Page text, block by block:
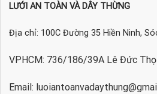
LƯỚI AN TOÀN VÀ DÂY THỪNG
Địa chỉ: 100C Đường 35 Hiền Ninh,
VPHCM: 736/186/39A Lê Đức Thọ
Email: